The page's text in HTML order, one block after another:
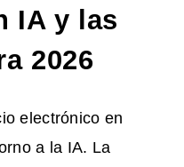
IA y las
2026
electrónico en
a la IA. La